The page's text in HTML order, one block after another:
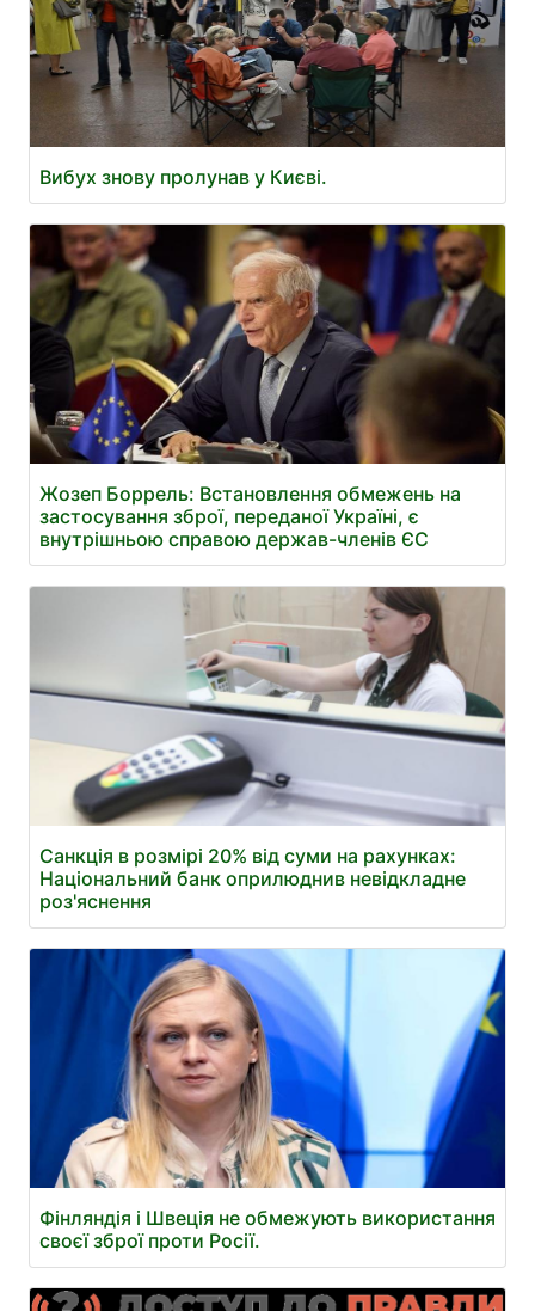
Вибух знову пролунав у Києві.
Жозеп Боррель: Встановлення обмежень на
застосування зброї, переданої Україні, є
внутрішньою справою держав-членів ЄС
Санкція в розмірі 20% від суми на рахунках:
Національний банк оприлюднив невідкладне
роз'яснення
Фінляндія і Швеція не обмежують використання
своєї зброї проти Росії.